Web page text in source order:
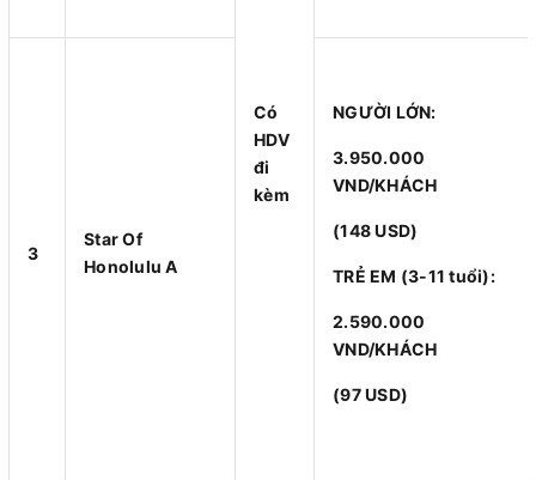
Có
HDV
đi
kèm
3
Star Of
Honolulu A
NGƯỜI LỚN:
3.950.000
VND/KHÁCH
(148 USD)
TRẺ EM (3-11 tuổi):
2.590.000
VND/KHÁCH
(97 USD)